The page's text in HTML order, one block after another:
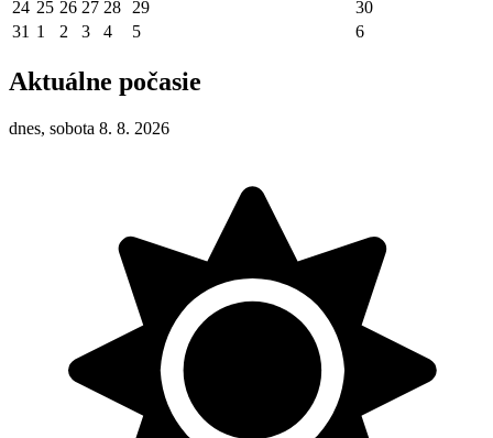
24 25 26 27 28 29
30
31 1 2 3 4 5 6
Aktuálne počasie
dnes, sobota 8. 8. 2026